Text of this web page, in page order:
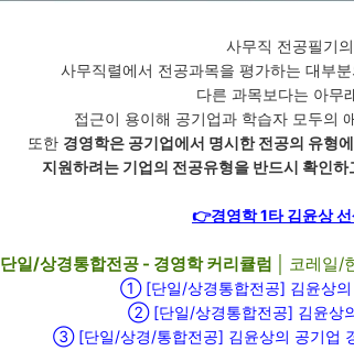
사무직 전공필기
사무직렬에서 전공과목을 평가하는 대부
다른 과목보다는 아무
접근이 용이해 공기업과 학습자 모두의
또한 경영학은 공기업에서 명시한 전공의 유형
지원하려는 기업의 전공유형을 반드시 확인
👉경영학 1타 김윤상
단일/상경통합전공 - 경영학 커리큘럼 │ 코레일/
① [단일/상경통합전공] 김윤상의
② [단일/상경통합전공] 김윤상
③ [단일/상경/통합전공] 김윤상의 공기업